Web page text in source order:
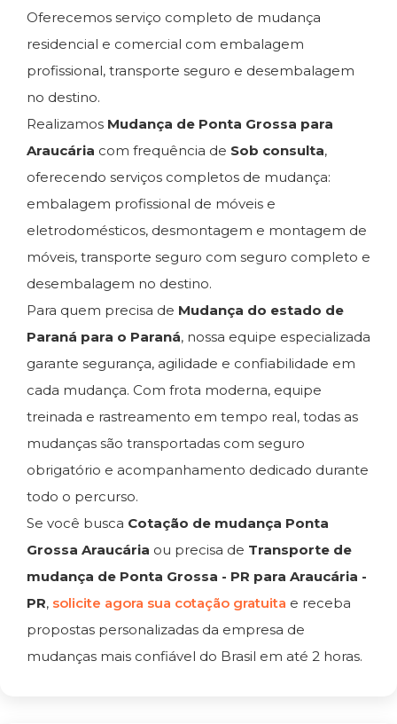
Oferecemos serviço completo de mudança
residencial e comercial com embalagem
profissional, transporte seguro e desembalagem
no destino.
Realizamos Mudança de Ponta Grossa para
Araucária com frequência de Sob consulta,
oferecendo serviços completos de mudança:
embalagem profissional de móveis e
eletrodomésticos, desmontagem e montagem de
móveis, transporte seguro com seguro completo e
desembalagem no destino.
Para quem precisa de Mudança do estado de
Paraná para o Paraná, nossa equipe especializada
garante segurança, agilidade e confiabilidade em
cada mudança. Com frota moderna, equipe
treinada e rastreamento em tempo real, todas as
mudanças são transportadas com seguro
obrigatório e acompanhamento dedicado durante
todo o percurso.
Se você busca Cotação de mudança Ponta
Grossa Araucária ou precisa de Transporte de
mudança de Ponta Grossa - PR para Araucária -
PR, solicite agora sua cotação gratuita e receba
propostas personalizadas da empresa de
mudanças mais confiável do Brasil em até 2 horas.